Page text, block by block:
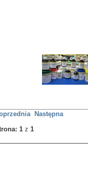
Następna
1 z 1